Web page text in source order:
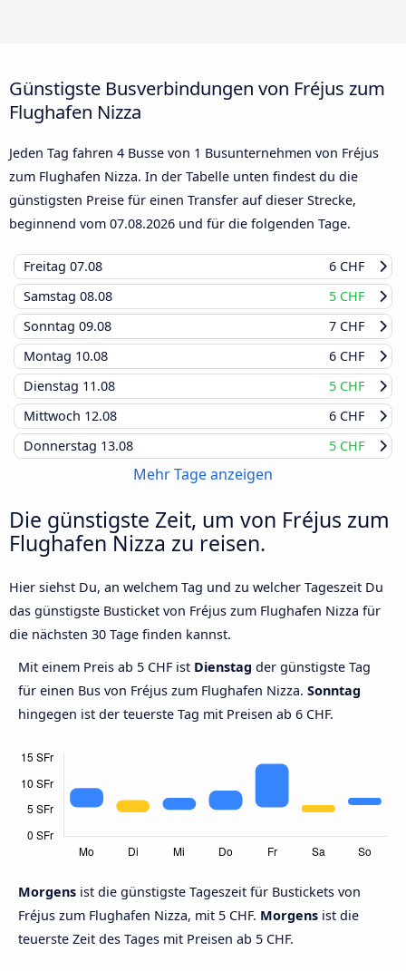
Günstigste Busverbindungen von Fréjus zum
Flughafen Nizza
Jeden Tag fahren 4 Busse von 1 Busunternehmen von Fréjus
zum Flughafen Nizza. In der Tabelle unten findest du die
günstigsten Preise für einen Transfer auf dieser Strecke,
beginnend vom 07.08.2026 und für die folgenden Tage.
Freitag 07.08
6 CHF
Samstag 08.08
5 CHF
Sonntag 09.08
7 CHF
Montag 10.08
6 CHF
Dienstag 11.08
5 CHF
Mittwoch 12.08
6 CHF
Donnerstag 13.08 5 CHF
Mehr Tage anzeigen
Die günstigste Zeit, um von Fréjus zum
Flughafen Nizza zu reisen.
Hier siehst Du, an welchem Tag und zu welcher Tageszeit Du
das günstigste Busticket von Fréjus zum Flughafen Nizza für
die nächsten 30 Tage finden kannst.
Mit einem Preis ab 5 CHF ist Dienstag der günstigste Tag
für einen Bus von Fréjus zum Flughafen Nizza. Sonntag
hingegen ist der teuerste Tag mit Preisen ab 6 CHF.
Morgens ist die günstigste Tageszeit für Bustickets von
Fréjus zum Flughafen Nizza, mit 5 CHF. Morgens ist die
teuerste Zeit des Tages mit Preisen ab 5 CHF.